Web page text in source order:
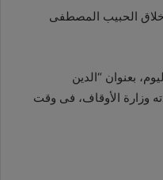
: 24/ 6/ 2022م - أخلاق الحبيب المصطفى
بعنوان “الدين
وزارة الأوقاف، فى وقت